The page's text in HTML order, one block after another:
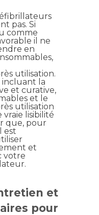
pas. Si
comme
il ne
en
utilisation.
incluant la
et curative,
et le
utilisation
vraie lisibilité
que, pour
est
et
votre
et
pour